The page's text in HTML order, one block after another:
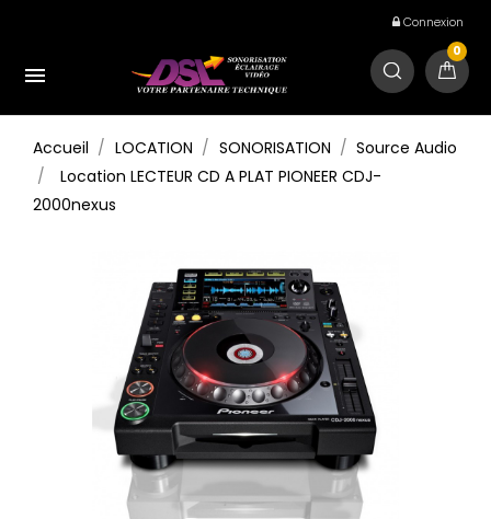
Connexion

0
Accueil LOCATION SONORISATION
Source Audio
Location LECTEUR CD A PLAT PIONEER CDJ-
2000nexus